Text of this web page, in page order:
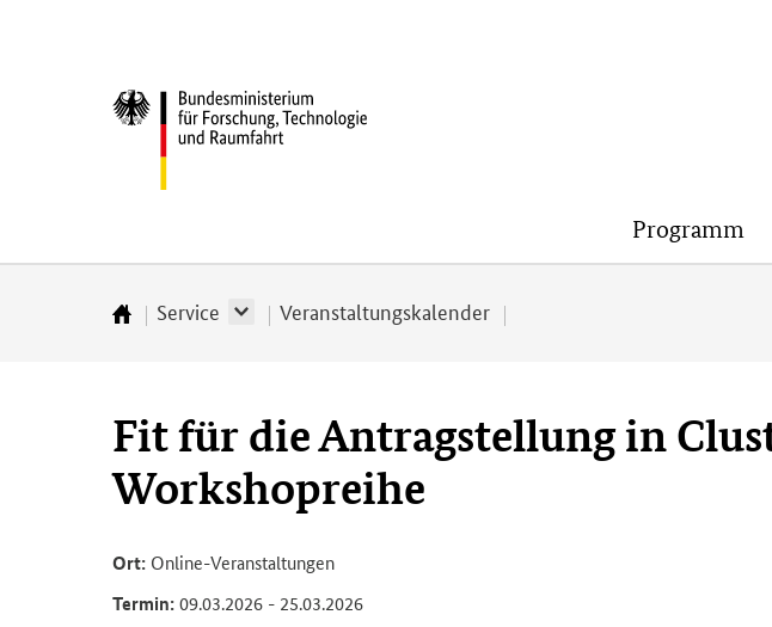
(Eingabetaste)
(Eingabetaste)
(Eingabetaste)
Bundesministerium
und
Raumfahrt
Programm
Startseite
Service Veranstaltungskalender
Fit für die Antragstellung in
Workshopreihe
Ort: Online-Veranstaltungen
Termin:09.03.2026 - 25.03.2026